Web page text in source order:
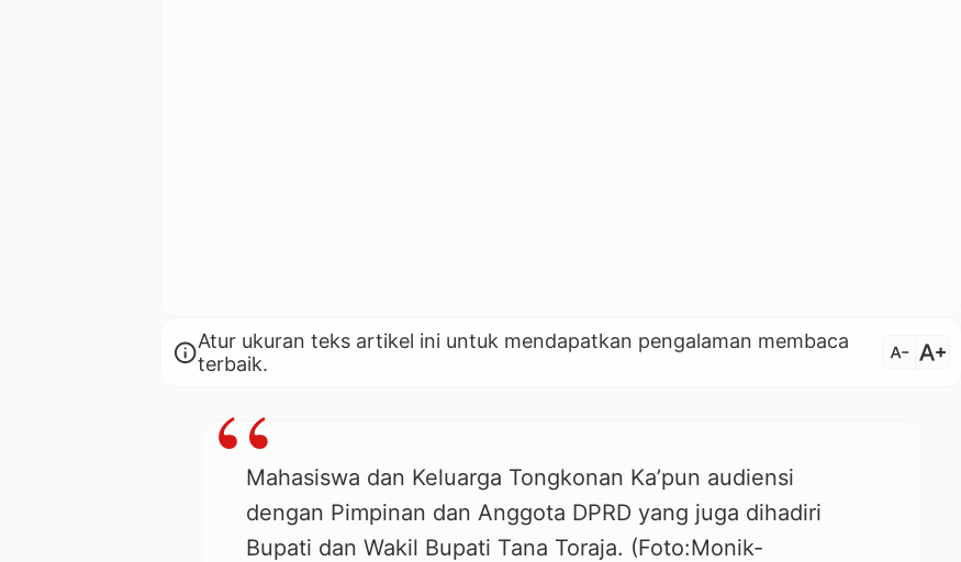
infoAtur ukuran teks artikel ini untuk mendapatkan pengalaman membaca
terbaik.
text_decrease text_increase
Mahasiswa dan Keluarga Tongkonan Ka’pun audiensi
dengan Pimpinan dan Anggota DPRD yang juga dihadiri
Bupati dan Wakil Bupati Tana Toraja. (Foto:Monik-